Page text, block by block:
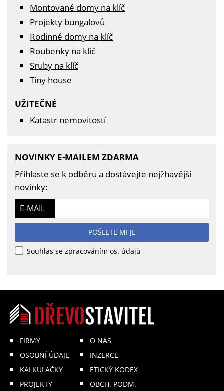
Montované domy na klíč
Projekty bungalovů
Rodinné domy na klíč
Roubenky na klíč
Sruby na klíč
Tiny house
UŽITEČNÉ
Katastr nemovitostí
NOVINKY E-MAILEM ZDARMA
Přihlaste se k odběru a dostávejte nejžhavější
novinky:
E-MAIL
POŠLETE MI JE
Souhlas se zpracováním os. údajů
FIRMY
OSOBNÍ ÚDAJE
KALKULAČKY
PROJEKTY
O NÁS
INZERCE
ETICKÝ KODEX
OBCH. PODM.